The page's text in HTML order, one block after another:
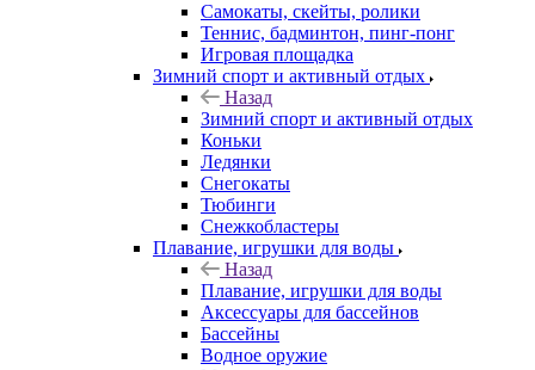
Самокаты, скейты, ролики
Теннис, бадминтон, пинг-понг
Игровая площадка
Зимний спорт и активный отдых
Назад
Зимний спорт и активный отдых
Коньки
Ледянки
Снегокаты
Тюбинги
Снежкобластеры
Плавание, игрушки для воды
Назад
Плавание, игрушки для воды
Аксессуары для бассейнов
Бассейны
Водное оружие